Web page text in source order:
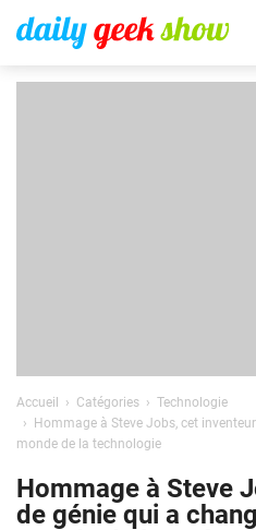
Accueil Catégories
Technologie
Hommage à Steve Jobs, cet
monde de la technologie
Hommage à Steve
de génie qui a